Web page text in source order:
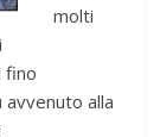
molti
fino
avvenuto alla